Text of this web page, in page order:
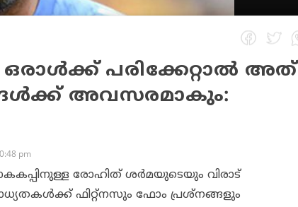
പരിക്കേറ്റാല്‍ അത്
അവസരമാകും:
pm
രോഹിത് ശര്‍മയുടെയും വിരാട്
ഫിറ്റ്‌നസും ഫോം പ്രശ്‌നങ്ങളും